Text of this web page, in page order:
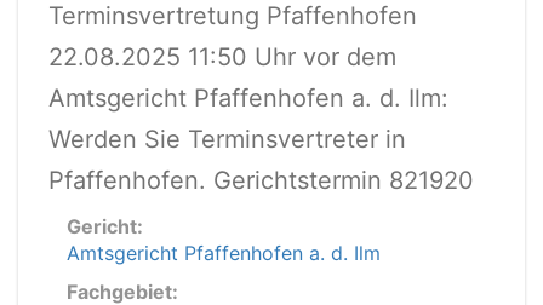
Terminsvertretung Pfaffenhofen
22.08.2025 11:50 Uhr vor dem
Amtsgericht Pfaffenhofen a. d. Ilm:
Werden Sie Terminsvertreter in
Pfaffenhofen. Gerichtstermin 821920
Gericht:
Amtsgericht Pfaffenhofen a. d. Ilm
Fachgebiet: